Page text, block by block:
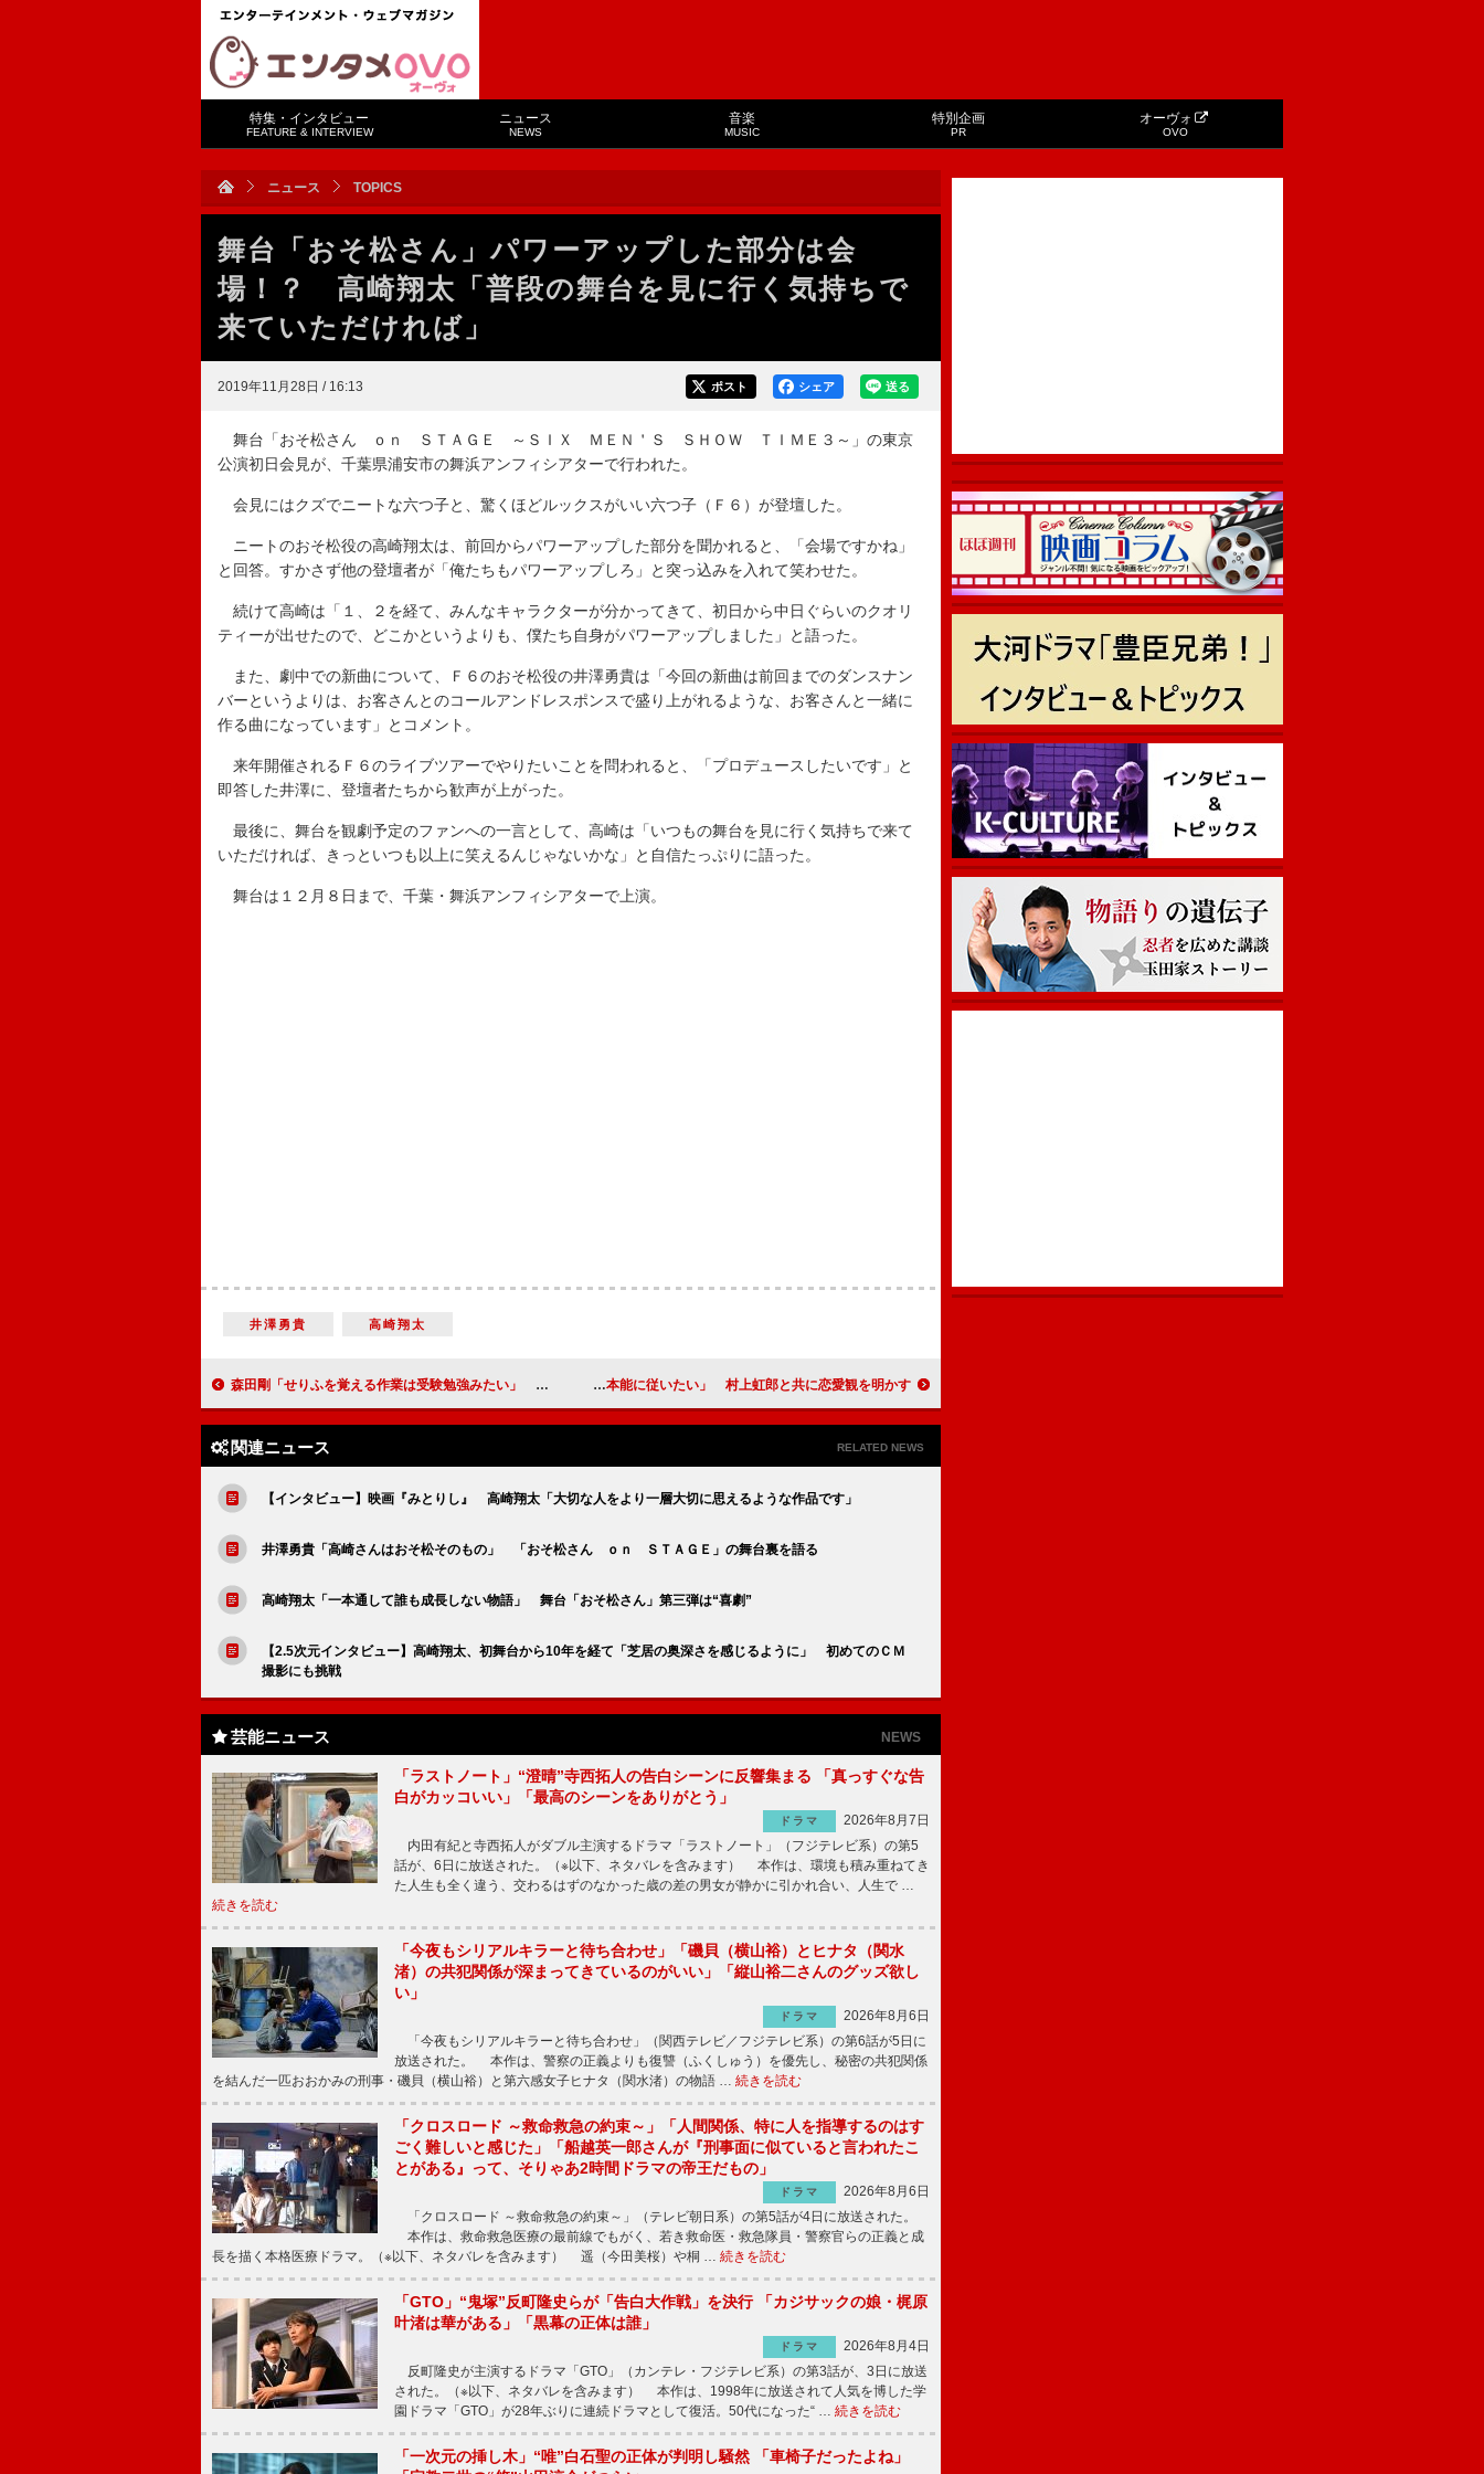
特集・インタビュー
FEATURE & INTERVIEW
ニュース
NEWS
音楽
MUSIC
特別企画
PR
オーヴォ
OVO
ニュース TOPICS
舞台「おそ松さん」パワーアップした部分は会
場！？ 高崎翔太「普段の舞台を見に行く気持ちで
来ていただければ」
2019年11月28日 / 16:13 送る
シェア
ポスト
舞台「おそ松さん ｏｎ ＳＴＡＧＥ ～ＳＩＸ ＭＥＮ＇Ｓ ＳＨＯＷ ＴＩＭＥ３～」の東京
公演初日会見が、千葉県浦安市の舞浜アンフィシアターで行われた。
会見にはクズでニートな六つ子と、驚くほどルックスがいい六つ子（Ｆ６）が登壇した。
ニートのおそ松役の高崎翔太は、前回からパワーアップした部分を聞かれると、「会場ですかね」
と回答。すかさず他の登壇者が「俺たちもパワーアップしろ」と突っ込みを入れて笑わせた。
続けて高崎は「１、２を経て、みんなキャラクターが分かってきて、初日から中日ぐらいのクオリ
ティーが出せたので、どこかというよりも、僕たち自身がパワーアップしました」と語った。
また、劇中での新曲について、Ｆ６のおそ松役の井澤勇貴は「今回の新曲は前回までのダンスナン
バーというよりは、お客さんとのコールアンドレスポンスで盛り上がれるような、お客さんと一緒に
作る曲になっています」とコメント。
来年開催されるＦ６のライブツアーでやりたいことを問われると、「プロデュースしたいです」と
即答した井澤に、登壇者たちから歓声が上がった。
最後に、舞台を観劇予定のファンへの一言として、高崎は「いつもの舞台を見に行く気持ちで来て
いただければ、きっといつも以上に笑えるんじゃないかな」と自信たっぷりに語った。
舞台は１２月８日まで、千葉・舞浜アンフィシアターで上演。
井澤勇貴 高崎翔太
森田剛「せりふを覚える作業は受験勉強みたい」 「机に向かってとにかく読む」 森崎ウィン「恋愛は本心、本能に従いたい」 村上虹郎と共に恋愛観を明かす
関連ニュース RELATED NEWS
【インタビュー】映画『みとりし』 高崎翔太「大切な人をより一層大切に思えるような作品です」
井澤勇貴「高崎さんはおそ松そのもの」 「おそ松さん ｏｎ ＳＴＡＧＥ」の舞台裏を語る
高崎翔太「一本通して誰も成長しない物語」 舞台「おそ松さん」第三弾は“喜劇”
【2.5次元インタビュー】高崎翔太、初舞台から10年を経て「芝居の奥深さを感じるように」 初めてのＣＭ
撮影にも挑戦
芸能ニュース NEWS
「ラストノート」“澄晴”寺西拓人の告白シーンに反響集まる 「真っすぐな告
白がカッコいい」「最高のシーンをありがとう」
ドラマ
2026年8月7日
内田有紀と寺西拓人がダブル主演するドラマ「ラストノート」（フジテレビ系）の第5
話が、6日に放送された。（※以下、ネタバレを含みます） 本作は、環境も積み重ねてき
た人生も全く違う、交わるはずのなかった歳の差の男女が静かに引かれ合い、人生で …
続きを読む
「今夜もシリアルキラーと待ち合わせ」「磯貝（横山裕）とヒナタ（関水
渚）の共犯関係が深まってきているのがいい」「縦山裕二さんのグッズ欲し
い」
ドラマ
2026年8月6日
「今夜もシリアルキラーと待ち合わせ」（関西テレビ／フジテレビ系）の第6話が5日に
放送された。 本作は、警察の正義よりも復讐（ふくしゅう）を優先し、秘密の共犯関係
を結んだ一匹おおかみの刑事・磯貝（横山裕）と第六感女子ヒナタ（関水渚）の物語 … 続きを読む
「クロスロード ～救命救急の約束～」「人間関係、特に人を指導するのはす
ごく難しいと感じた」「船越英一郎さんが『刑事面に似ていると言われたこ
とがある』って、そりゃあ2時間ドラマの帝王だもの」
ドラマ
2026年8月6日
「クロスロード ～救命救急の約束～」（テレビ朝日系）の第5話が4日に放送された。
本作は、救命救急医療の最前線でもがく、若き救命医・救急隊員・警察官らの正義と成
長を描く本格医療ドラマ。（※以下、ネタバレを含みます） 遥（今田美桜）や桐 … 続きを読む
「GTO」“鬼塚”反町隆史らが「告白大作戦」を決行 「カジサックの娘・梶原
叶渚は華がある」「黒幕の正体は誰」
ドラマ
2026年8月4日
反町隆史が主演するドラマ「GTO」（カンテレ・フジテレビ系）の第3話が、3日に放送
された。（※以下、ネタバレを含みます） 本作は、1998年に放送されて人気を博した学
園ドラマ「GTO」が28年ぶりに連続ドラマとして復活。50代になった“ … 続きを読む
「一次元の挿し木」“唯”白石聖の正体が判明し騒然 「車椅子だったよね」